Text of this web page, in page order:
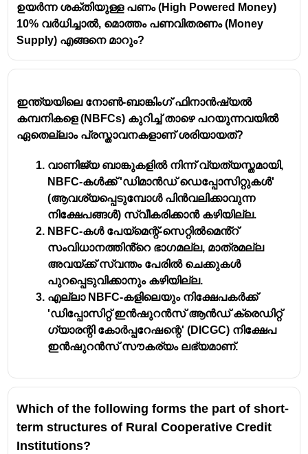
ബാങ്ക് ഇതര ധനകാര്യ കമ്പനി
ധനകാര്യ സ്ഥാപനങ്ങൾ
തുടങ്ങിയ സാമ്പത്തിക ഇടപാടുകൾ
സ്ഥാപനങ്ങൾ എന്നിവയാണ് രണ്ട് തരം
ധനകാര്യ സ്ഥപനങ്ങൾ
ബാങ്കിതര സ്ഥാപനങ്ങൾ - ധനകാര്യ
രംഗത്തു പ്രവർത്തിക്കുകയും ബാങ്ക് നൽകുന്ന
എല്ലാ ധർമ്മങ്ങളും
നിർവ്വഹിക്കാതിരിക്കുകയും ചെയ്യുന്ന
സ്ഥാപനങ്ങൾ
ബാങ്കിതര ധനകാര്യ സ്ഥാപനങ്ങൾ
റിസർവ്വ്ബാങ്കിന്റെ മേൽനോട്ടത്തിൽ
പ്രവർത്തിക്കുന്ന ധനകാര്യ സ്ഥാപനങ്ങൾ
1936 -ലെ കമ്പനി ആക്ട് രജിസ്റ്റർ ചെയ്തിട്ടുള്ള
ഇവ ബാങ്കുകളുടെ അടിസ്ഥാന ധർമ്മങ്ങൾ
നിർവ്വഹിക്കുന്നു
കേരളത്തിൽ പ്രവർത്തിക്കുന്ന പ്രധാന
ബാങ്കിതര ധനകാര്യ കമ്പനി -
കേരള സ്റ്റേറ്റ്
ഫിനാൻ ഷ്യൽ എന്റർപ്രൈസസ് (KSFE )
KSFE ആരംഭിച്ച വർഷം - 1969
ഉയർന്ന ശക്തിയുള്ള പണം (High Powered Money)
10% വർധിച്ചാൽ, മൊത്തം പണവിതരണം (Money
Supply) എങ്ങനെ മാറും?
ഇന്ത്യയിലെ നോൺ-ബാങ്കിംഗ് ഫിനാൻഷ്യൽ
കമ്പനികളെ (NBFCs) കുറിച്ച് താഴെ പറയുന്നവയിൽ
ഏതെല്ലാം പ്രസ്താവനകളാണ് ശരിയായത്?
വാണിജ്യ ബാങ്കുകളിൽ നിന്ന് വ്യത്യസ്തമായി,
NBFC-കൾക്ക് 'ഡിമാൻഡ് ഡെപ്പോസിറ്റുകൾ'
(ആവശ്യപ്പെടുമ്പോൾ പിൻവലിക്കാവുന്ന
നിക്ഷേപങ്ങൾ) സ്വീകരിക്കാൻ കഴിയില്ല.
NBFC-കൾ പേയ്മെന്റ്-സെറ്റിൽമെൻ്റ്
സംവിധാനത്തിൻ്റെ ഭാഗമല്ല, മാത്രമല്ല
അവയ്ക്ക് സ്വന്തം പേരിൽ ചെക്കുകൾ
പുറപ്പെടുവിക്കാനും കഴിയില്ല.
എല്ലാ NBFC-കളിലെയും നിക്ഷേപകർക്ക്
'ഡിപ്പോസിറ്റ് ഇൻഷുറൻസ് ആൻഡ് ക്രെഡിറ്റ്
ഗ്യാരന്റി കോർപ്പറേഷന്റെ' (DICGC) നിക്ഷേപ
ഇൻഷുറൻസ് സൗകര്യം ലഭ്യമാണ്.
Which of the following forms the part of short-
term structures of Rural Cooperative Credit
Institutions?